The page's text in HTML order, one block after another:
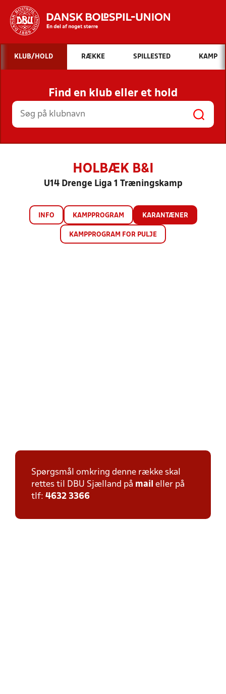
Hvad vil du søge efter?
INDHOLD OG NYHEDER
STILLINGER, RESULTATER, KLUBBER OG
HOLD
KLUB/HOLD RÆKKE SPILLESTED KAMP
Find en klub eller et hold
HOLBÆK B&I
U14 Drenge Liga 1 Træningskamp
INFO KAMPPROGRAM KARANTÆNER
KAMPPROGRAM FOR PULJE
Spørgsmål omkring denne række skal
rettes til DBU Sjælland på mail eller på
tlf: 4632 3366